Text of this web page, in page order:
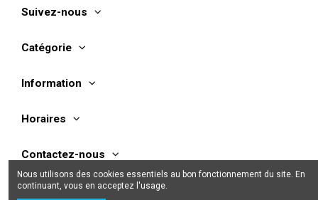
Catégorie
Information
Horaires
Suivez-nous
Contactez-nous
Nous utilisons des cookies essentiels au bon fonctionnement du site. En
continuant, vous en acceptez l'usage.